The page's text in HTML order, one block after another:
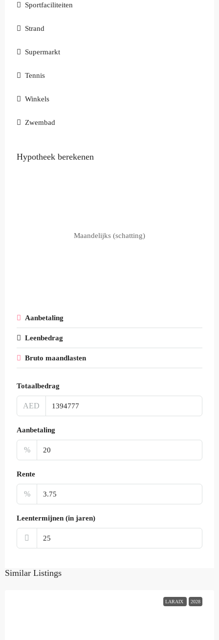
Sportfaciliteiten
Strand
Supermarkt
Tennis
Winkels
Zwembad
Hypotheek berekenen
Maandelijks (schatting)
Aanbetaling
Leenbedrag
Bruto maandlasten
Totaalbedrag
AED
Aanbetaling
%
Rente
%
Leentermijnen (in jaren)
Similar Listings
LARAIX 2028